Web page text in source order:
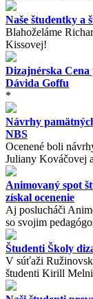
Naše študentky a
Blahoželáme
Kissovej!
Dizajnérska
Dávida Goffu
*
Návrhy
NBS
Ocenené boli
Juliany Kováčovej
Animovaný spot
získal ocenenie
Aj poslucháči
so svojim
Študenti Školy
V súťaži
študenti Kirill